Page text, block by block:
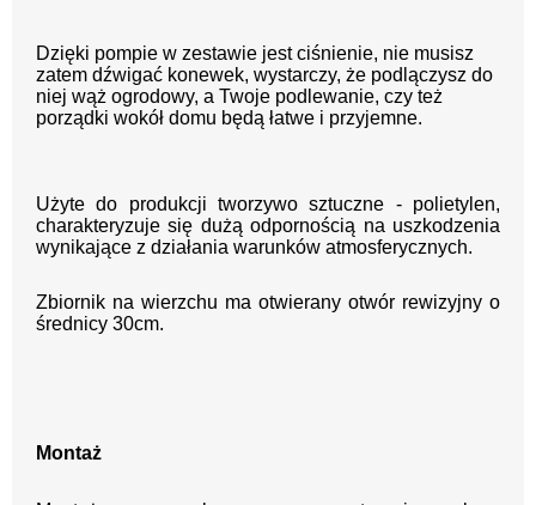
Dzięki pompie w zestawie jest ciśnienie, nie musisz
zatem dźwigać konewek, wystarczy, że podlączysz do
niej wąż ogrodowy, a Twoje podlewanie, czy też
porządki wokół domu będą łatwe i przyjemne.
Użyte do produkcji tworzywo sztuczne - polietylen,
charakteryzuje się dużą odpornością na uszkodzenia
wynikające z działania warunków atmosferycznych.
Zbiornik na wierzchu ma otwierany otwór rewizyjny o
średnicy 30cm.
Montaż